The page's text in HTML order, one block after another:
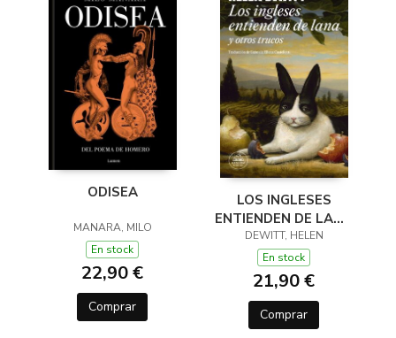
ODISEA
MANARA, MILO
En stock
22,90 €
Comprar
LOS INGLESES
ENTIENDEN DE LANA
(Y OTROS TRUCOS)
DEWITT, HELEN
En stock
21,90 €
Comprar